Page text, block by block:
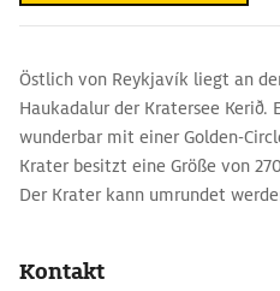
Östlich von Reykjavík liegt an
Haukadalur der Kratersee Kerið.
wunderbar mit einer Golden-
Krater besitzt eine Größe von
Der Krater kann umrundet
Kontakt